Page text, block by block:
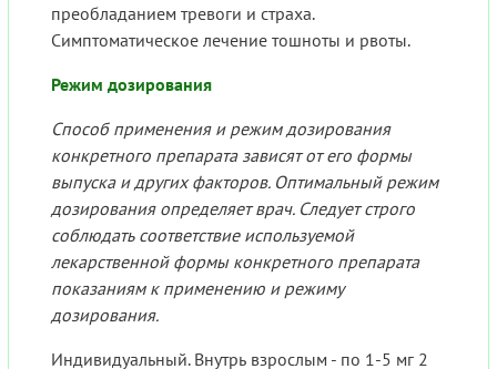
преобладанием тревоги и страха.
Симптоматическое лечение тошноты и рвоты.
Режим дозирования
Способ применения и режим дозирования
конкретного препарата зависят от его формы
выпуска и других факторов. Оптимальный режим
дозирования определяет врач. Следует строго
соблюдать соответствие используемой
лекарственной формы конкретного препарата
показаниям к применению и режиму
дозирования.
Индивидуальный. Внутрь взрослым - по 1-5 мг 2